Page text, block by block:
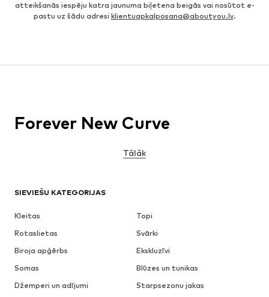
atteikšanās iespēju katra jaunuma biļetena beigās vai nosūtot e-
pastu uz šādu adresi klientuapkalposana@aboutyou.lv.
SIEVIEŠU KATEGORIJAS
Kleitas
Topi
Rotaslietas
Svārki
Biroja apģērbs
Ekskluzīvi
Somas
Blūzes un tunikas
Džemperi un adījumi
Starpsezonu jakas
Forever New Curve
Tālāk